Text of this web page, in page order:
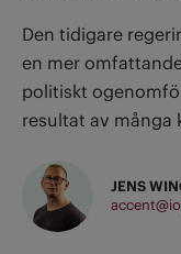
Den tidigare
en mer
politiskt
resultat av många
JENS